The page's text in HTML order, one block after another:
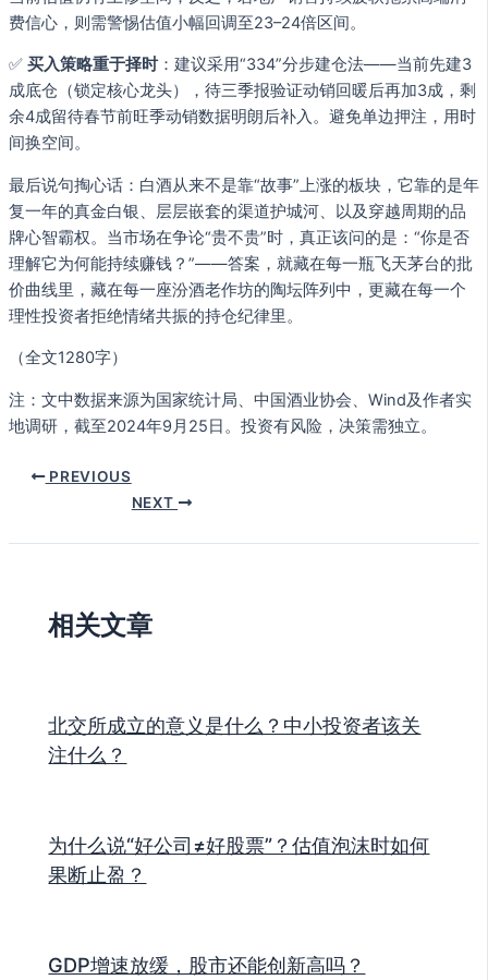
费信心，则需警惕估值小幅回调至23–24倍区间。
✅ 买入策略重于择时：建议采用“334”分步建仓法——当前先建3
成底仓（锁定核心龙头），待三季报验证动销回暖后再加3成，剩
余4成留待春节前旺季动销数据明朗后补入。避免单边押注，用时
间换空间。
最后说句掏心话：白酒从来不是靠“故事”上涨的板块，它靠的是年
复一年的真金白银、层层嵌套的渠道护城河、以及穿越周期的品
牌心智霸权。当市场在争论“贵不贵”时，真正该问的是：“你是否
理解它为何能持续赚钱？”——答案，就藏在每一瓶飞天茅台的批
价曲线里，藏在每一座汾酒老作坊的陶坛阵列中，更藏在每一个
理性投资者拒绝情绪共振的持仓纪律里。
（全文1280字）
注：文中数据来源为国家统计局、中国酒业协会、Wind及作者实
地调研，截至2024年9月25日。投资有风险，决策需独立。
PREVIOUS
NEXT
相关文章
北交所成立的意义是什么？中小投资者该关
注什么？
为什么说“好公司≠好股票”？估值泡沫时如何
果断止盈？
GDP增速放缓，股市还能创新高吗？